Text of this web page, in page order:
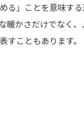
る」ことを意味す
暖かさだけでなく
すこともあります。